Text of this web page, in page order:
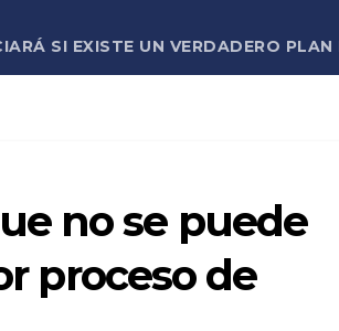
SI EXISTE UN VERDADERO PLAN
no se puede
proceso de